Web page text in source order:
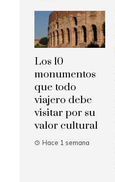
Los 10
monumentos
que todo
viajero debe
visitar por su
valor cultural
Hace 1 semana